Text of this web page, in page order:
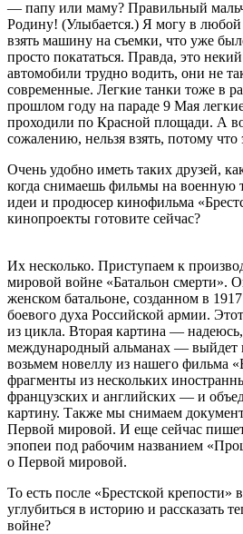
— папу или маму? Правильный
Родину! (Улыбается.) Я могу в
взять машину на съемки, что уже
просто покататься. Правда, это
автомобили трудно водить, они не
современные. Легкие танки тоже в
прошлом году на параде 9 Мая
проходили по Красной площади. А
сожалению, нельзя взять, потому что
Очень удобно иметь таких друзей,
когда снимаешь фильмы на военную
идеи и продюсер кинофильма
кинопроекты готовите сейчас?
Их несколько. Приступаем к
мировой войне «Батальон смерти».
женском батальоне, созданном в
боевого духа Российской армии.
из цикла. Вторая картина — надеюсь,
международный альманах —
возьмем новеллу из нашего фильма
фрагменты из нескольких
французских и английских — и
картину. Также мы снимаем
Первой мировой. И еще сейчас
эпопеи под рабочим названием
о Первой мировой.
То есть после «Брестской
углубиться в историю и рассказать
войне?